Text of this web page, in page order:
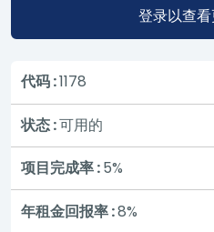
登录以查
代码 :1178
状态 :可用的
项目完成率 :5%
年租金回报率 :8%